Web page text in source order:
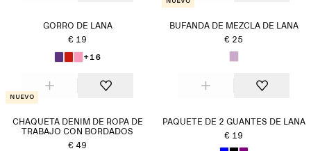
GORRO DE LANA
€ 19
+16
BUFANDA DE MEZCLA DE LANA
€ 25
Nuevo
CHAQUETA DENIM DE ROPA DE
TRABAJO CON BORDADOS
€ 49
PAQUETE DE 2 GUANTES DE LANA
€ 19